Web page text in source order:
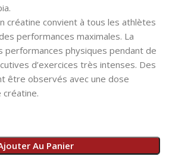
créatine convient à tous les athlètes
performances maximales. La
performances physiques pendant de
d’exercices très intenses. Des
être observés avec une dose
créatine.
Au Panier